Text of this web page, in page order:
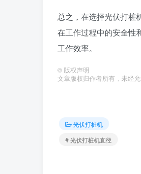
总之，在选择光伏打桩
在工作过程中的安全性
工作效率。
© 版权声明
文章版权归作者所有，未经允
光伏打桩机
# 光伏打桩机直径